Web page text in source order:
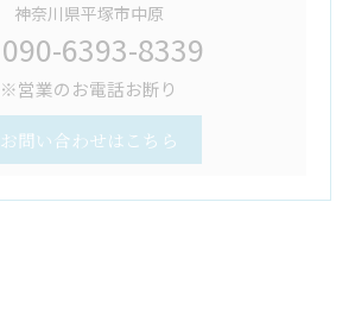
神奈川県平塚市中原
090-6393-8339
※営業のお電話お断り
お問い合わせはこちら